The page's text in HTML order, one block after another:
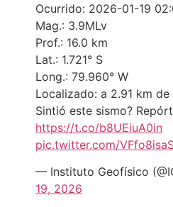
Ocurrido: 2026-01-19
Mag.: 3.9MLv
Prof.: 16.0 km
Lat.: 1.721° S
Long.: 79.960° W
Localizado: a 2.91 km
Sintió este sismo?
https://t.co/b8UEiuA0in
pic.twitter.com/
— Instituto Geofísico
19, 2026